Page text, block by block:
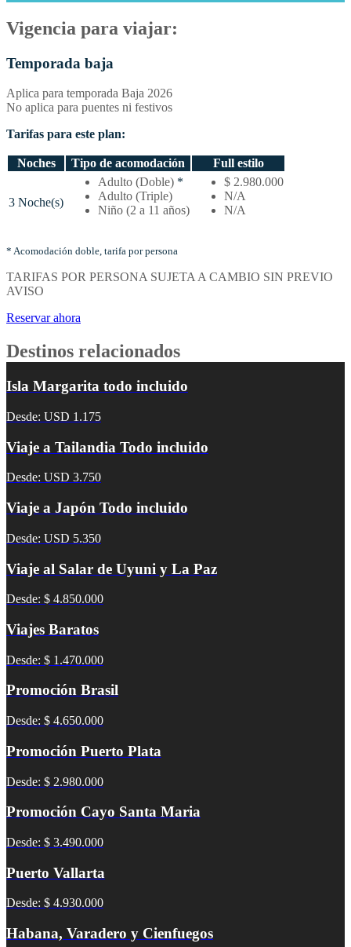
Vigencia para viajar:
Temporada baja
Aplica para temporada Baja 2026
No aplica para puentes ni festivos
Tarifas para este plan:
–
noches
tipo
de
Noches Tipo de acomodación Full estilo
3 Noche(s)
Adulto (Doble) *
Adulto (Triple)
Niño (2 a 11 años)
$ 2.980.000
N/A
N/A
* Acomodación doble, tarifa por persona
TARIFAS POR PERSONA SUJETA A CAMBIO SIN PREVIO
AVISO
Reservar ahora
Destinos relacionados
Isla Margarita todo incluido
Desde: USD 1.175
Viaje a Tailandia Todo incluido
Desde: USD 3.750
Viaje a Japón Todo incluido
Desde: USD 5.350
Viaje al Salar de Uyuni y La Paz
Desde: $ 4.850.000
Viajes Baratos
Desde: $ 1.470.000
Promoción Brasil
Desde: $ 4.650.000
Promoción Puerto Plata
Desde: $ 2.980.000
Promoción Cayo Santa Maria
Desde: $ 3.490.000
Puerto Vallarta
Desde: $ 4.930.000
Habana, Varadero y Cienfuegos